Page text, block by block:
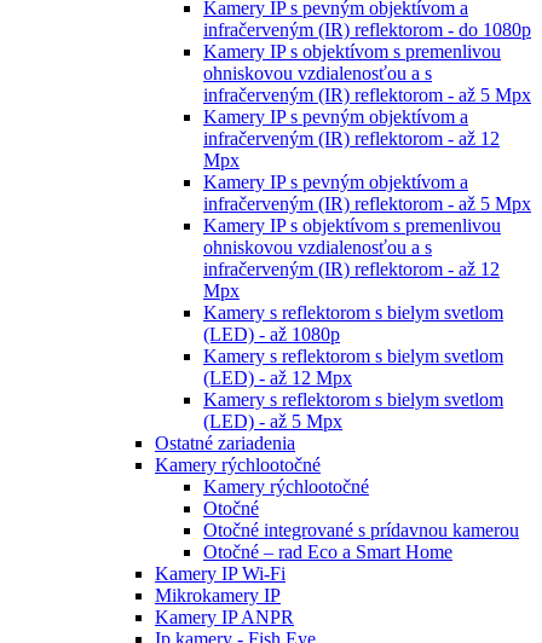
Kamery IP s pevným objektívom a
infračerveným (IR) reflektorom - do 1080p
Kamery IP s objektívom s premenlivou
ohniskovou vzdialenosťou a s
infračerveným (IR) reflektorom - až 5 Mpx
Kamery IP s pevným objektívom a
infračerveným (IR) reflektorom - až 12
Mpx
Kamery IP s pevným objektívom a
infračerveným (IR) reflektorom - až 5 Mpx
Kamery IP s objektívom s premenlivou
ohniskovou vzdialenosťou a s
infračerveným (IR) reflektorom - až 12
Mpx
Kamery s reflektorom s bielym svetlom
(LED) - až 1080p
Kamery s reflektorom s bielym svetlom
(LED) - až 12 Mpx
Kamery s reflektorom s bielym svetlom
(LED) - až 5 Mpx
Ostatné zariadenia
Kamery rýchlootočné
Kamery rýchlootočné
Otočné
Otočné integrované s prídavnou kamerou
Otočné – rad Eco a Smart Home
Kamery IP Wi-Fi
Mikrokamery IP
Kamery IP ANPR
Ip kamery - Fish Eye